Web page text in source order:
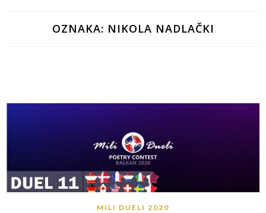
OZNAKA: NIKOLA NADLAČKI
MILI DUELI 2020